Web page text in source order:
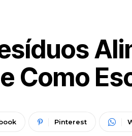
Como
Pinterest